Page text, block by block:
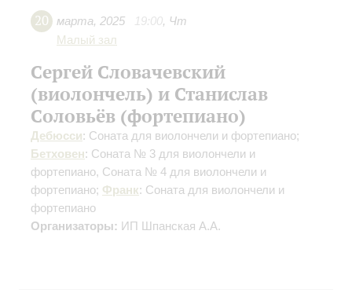
20 марта, 2025 19:00, Чт
Малый зал
Сергей Словачевский
(виолончель) и Станислав
Соловьёв (фортепиано)
Дебюсси: Соната для виолончели и фортепиано;
Бетховен: Соната № 3 для виолончели и
фортепиано, Соната № 4 для виолончели и
фортепиано; Франк: Соната для виолончели и
фортепиано
Организаторы: ИП Шпанская А.А.